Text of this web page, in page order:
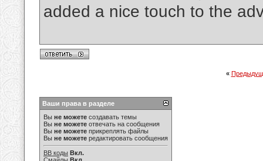
added a nice touch to the
«
Ваши права в разделе
Вы не можете создавать темы
Вы не можете отвечать на сообщения
Вы не можете прикреплять файлы
Вы не можете редактировать сообщения
BB коды Вкл.